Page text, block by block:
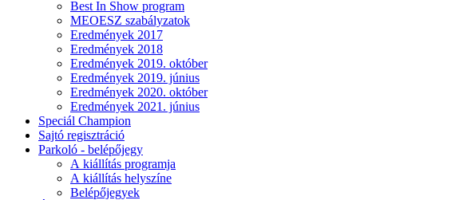
Best In Show program
MEOESZ szabályzatok
Eredmények 2017
Eredmények 2018
Eredmények 2019. október
Eredmények 2019. június
Eredmények 2020. október
Eredmények 2021. június
Speciál Champion
Sajtó regisztráció
Parkoló - belépőjegy
A kiállítás programja
A kiállítás helyszíne
Belépőjegyek